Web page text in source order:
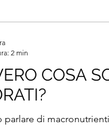
COSA
parlare di
2 min